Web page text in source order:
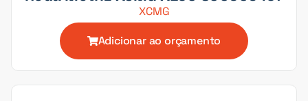
XCMG
Adicionar ao orçamento